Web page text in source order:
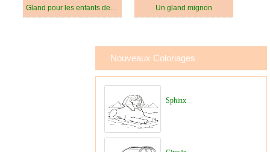
Gland pour les enfants de 3 ans Un gland mignon
Nouveaux Coloriages
Sphinx